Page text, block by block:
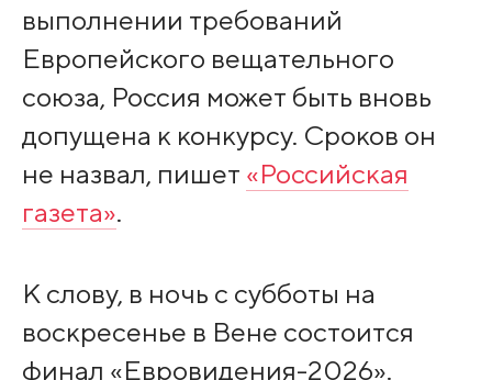
выполнении требований
Европейского вещательного
союза, Россия может быть вновь
допущена к конкурсу. Сроков он
не назвал, пишет «Российская
газета».
К слову, в ночь с субботы на
воскресенье в Вене состоится
финал «Евровидения-2026».